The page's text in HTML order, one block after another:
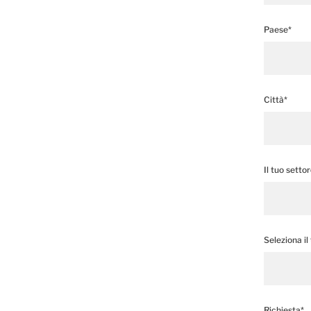
Paese*
Città*
Il tuo
Seleziona